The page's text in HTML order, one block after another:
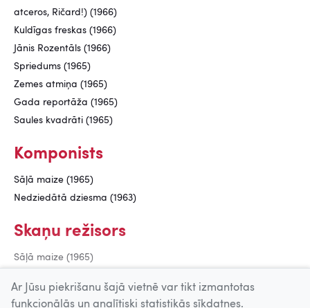
atceros, Ričard!) (1966)
Kuldīgas freskas (1966)
Jānis Rozentāls (1966)
Spriedums (1965)
Zemes atmiņa (1965)
Gada reportāža (1965)
Saules kvadrāti (1965)
Komponists
Sāļā maize (1965)
Nedziedātā dziesma (1963)
Skaņu režisors
Sāļā maize (1965)
Ar Jūsu piekrišanu šajā vietnē var tikt izmantotas
funkcionālās un analītiski statistikās sīkdatnes.